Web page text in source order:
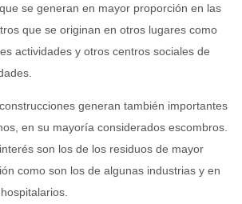
se generan en mayor proporción en las
que se originan en otros lugares como
actividades y otros centros sociales de
generan también importantes
en su mayoría considerados escombros.
son los de los residuos de mayor
como son los de algunas industrias y en